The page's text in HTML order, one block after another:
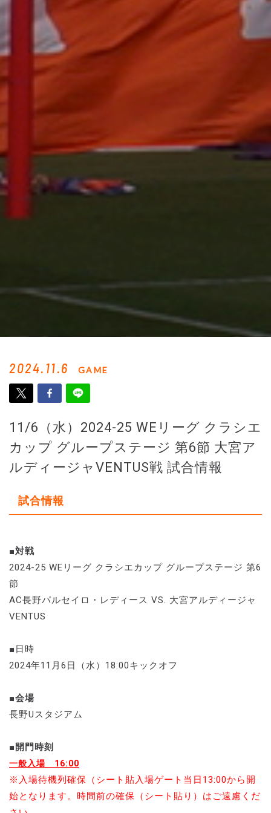
2024.11.6 GAME
11/6（水）2024-25 WEリーグ クラシエ
カップ グループステージ 第6節 大宮ア
ルディージャVENTUS戦 試合情報
試合情報
■対戦
2024-25 WEリーグ クラシエカップ グループステージ 第6
節
AC長野パルセイロ・レディース VS. 大宮アルディージャ
VENTUS
■日時
2024年11月6日（水）18:00キックオフ
■会場
長野Uスタジアム
■開門時刻
一般入場 16:00
※入場待機列確保（シート貼入場ゲート当日13:00から開
始となります。時間前の確保（シート貼り）はご遠慮くだ